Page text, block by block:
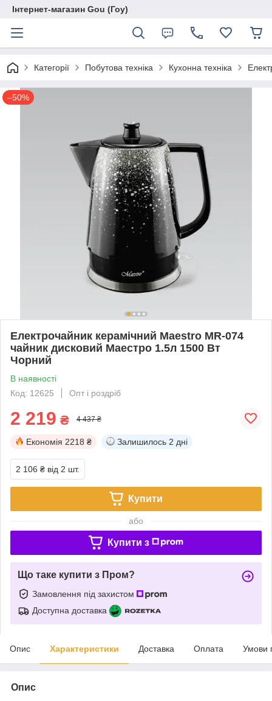
Інтернет-магазин Gou (Гоу)
Категорії Побутова техніка Кухонна техніка
–50%
Електрочайник керамічний Maestro MR-074
чайник дисковий Маестро 1.5л 1500 Вт
Чорний
В наявності
Код: 12625
Опт і роздріб
2 219 ₴ 4 437 ₴
Економія 2218 ₴ Залишилось 2 дні
2 106 ₴ від 2 шт.
Купити
або
Купити з
Що таке купити з Пром?
Замовлення під захистом
Доступна доставка
Опис Характеристики Доставка Оплата Умови
Опис